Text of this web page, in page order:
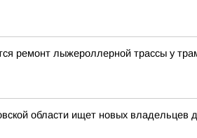
ремонт лыжероллерной трассы у
области ищет новых владельцев